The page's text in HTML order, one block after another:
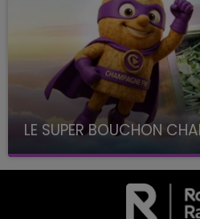
LE SUPER BOUCHON
avec La Famille